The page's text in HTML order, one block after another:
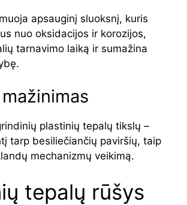
apsauginį sluoksnį, kuris
nuo oksidacijos ir korozijos,
tarnavimo laiką ir sumažina
plastinių tepalų tikslų –
tarp besiliečiančių paviršių, taip
mechanizmų veikimą.
tepalų rūšys